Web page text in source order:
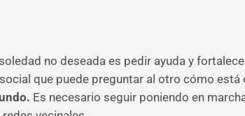
no deseada es pedir ayuda y
que puede preguntar al otro cómo está
Es necesario seguir poniendo en